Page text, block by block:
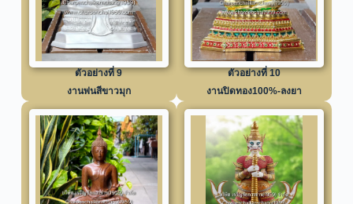
ตัวอย่างที่ 9
งานพ่นสีขาวมุก
ตัวอย่างที่ 10
งานปิดทอง100%-ลงยา